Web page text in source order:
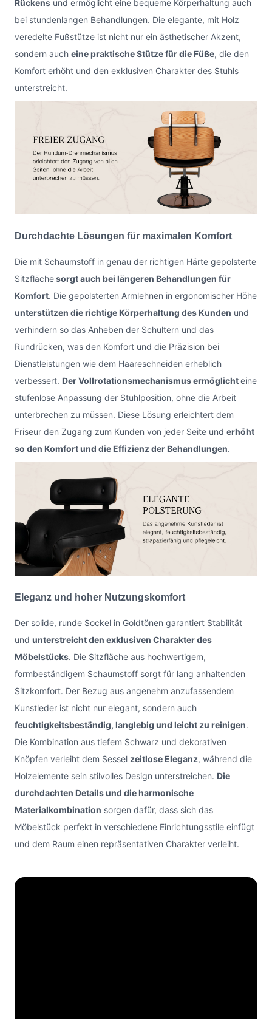
Rückens und ermöglicht eine bequeme Körperhaltung auch
bei stundenlangen Behandlungen. Die elegante, mit Holz
veredelte Fußstütze ist nicht nur ein ästhetischer Akzent,
sondern auch eine praktische Stütze für die Füße, die den
Komfort erhöht und den exklusiven Charakter des Stuhls
unterstreicht.
Durchdachte Lösungen für maximalen Komfort
Die mit Schaumstoff in genau der richtigen Härte gepolsterte
Sitzflächesorgt auch bei längeren Behandlungen für
Komfort. Die gepolsterten Armlehnen in ergonomischer Höhe
unterstützen die richtige Körperhaltung des Kunden und
verhindern so das Anheben der Schultern und das
Rundrücken, was den Komfort und die Präzision bei
Dienstleistungen wie dem Haareschneiden erheblich
verbessert. Der Vollrotationsmechanismus ermöglichteine
stufenlose Anpassung der Stuhlposition, ohne die Arbeit
unterbrechen zu müssen. Diese Lösung erleichtert dem
Friseur den Zugang zum Kunden von jeder Seite und erhöht
so den Komfort und die Effizienz der Behandlungen.
Eleganz und hoher Nutzungskomfort
Der solide, runde Sockel in Goldtönen garantiert Stabilität
und unterstreicht den exklusiven Charakter des
Möbelstücks. Die Sitzfläche aus hochwertigem,
formbeständigem Schaumstoff sorgt für lang anhaltenden
Sitzkomfort. Der Bezug aus angenehm anzufassendem
Kunstleder ist nicht nur elegant, sondern auch
feuchtigkeitsbeständig, langlebig und leicht zu reinigen.
Die Kombination aus tiefem Schwarz und dekorativen
Knöpfen verleiht dem Sessel zeitlose Eleganz, während die
Holzelemente sein stilvolles Design unterstreichen. Die
durchdachten Details und die harmonische
Materialkombination sorgen dafür, dass sich das
Möbelstück perfekt in verschiedene Einrichtungsstile einfügt
und dem Raum einen repräsentativen Charakter verleiht.